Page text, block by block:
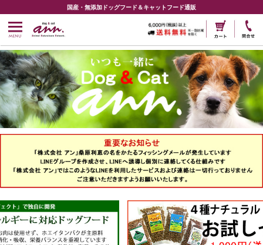
国産・無添加ドッグフード＆キャットフード通販